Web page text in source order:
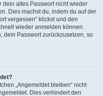
dein altes Passwort nicht wieder
Dies machst du, indem du auf der
vergessen“ klickst und den
wieder anmelden können.
dein Passwort zurückzusetzen, so
„Angemeldet bleiben“ nicht
Dies verhindert den